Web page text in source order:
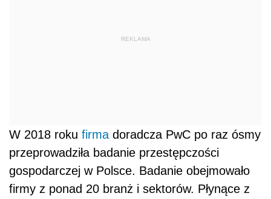
REKLAMA
W 2018 roku firma doradcza PwC po raz ósmy
przeprowadziła badanie przestępczości
gospodarczej w Polsce. Badanie obejmowało
firmy z ponad 20 branż i sektorów. Płynące z